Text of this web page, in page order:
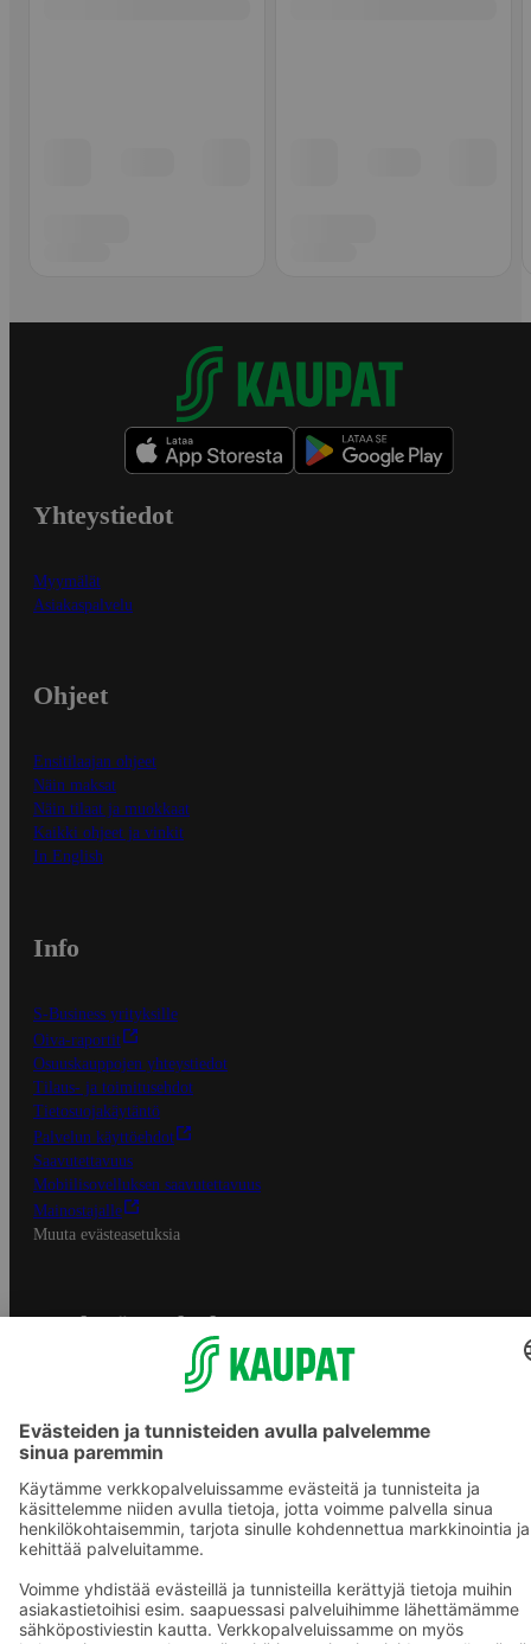
Yhteystiedot
Myymälät
Asiakaspalvelu
Ohjeet
Ensitilaajan ohjeet
Näin maksat
Näin tilaat ja muokkaat
Kaikki ohjeet ja vinkit
In English
Info
S-Business yrityksille
Oiva-raportit
Osuuskauppojen yhteystiedot
Tilaus- ja toimitusehdot
Tietosuojakäytäntö
Palvelun käyttöehdot
Saavutettavuus
Mobiilisovelluksen saavutettavuus
Mainostajalle
Muuta evästeasetuksia
S-ryhmän palvelut
Asiakasomistajuus
Yhteishyvä Ruoka -sovellus
Prisma.fi
Sokos.fi
S-Pankki
Sokos Hotels
Raflaamo